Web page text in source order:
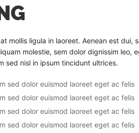
mollis ligula in laoreet. Aenean est
molestie, sem dolor dignissim leo,
sed nisl in ipsum tincidunt ultrices.
sed dolor euismod laoreet eget ac felis
sed dolor euismod laoreet eget ac felis
sed dolor euismod laoreet eget ac felis
sed dolor euismod laoreet eget ac felis